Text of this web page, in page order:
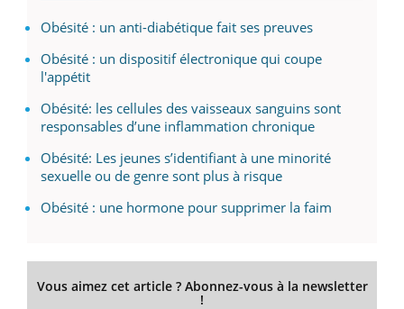
Obésité : un anti-diabétique fait ses preuves
Obésité : un dispositif électronique qui coupe
l'appétit
Obésité: les cellules des vaisseaux sanguins sont
responsables d’une inflammation chronique
Obésité: Les jeunes s’identifiant à une minorité
sexuelle ou de genre sont plus à risque
Obésité : une hormone pour supprimer la faim
Vous aimez cet article ? Abonnez-vous à la newsletter
!